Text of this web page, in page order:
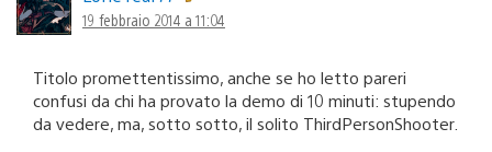
19 febbraio 2014 a 11:04
Titolo promettentissimo, anche se ho letto pareri
confusi da chi ha provato la demo di 10 minuti: stupendo
da vedere, ma, sotto sotto, il solito ThirdPersonShooter.